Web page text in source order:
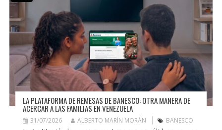
LA PLATAFORMA DE REMESAS DE BANESCO: OTRA MANERA DE
ACERCAR A LAS FAMILIAS EN VENEZUELA
31/07/2026 ALBERTO MARÍN MORÁN BANESCO